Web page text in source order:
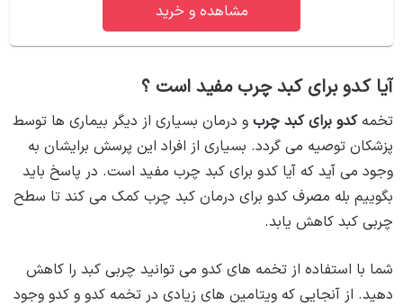
مشاهده و خرید
آیا کدو برای کبد چرب مفید است ؟
تخمهکدو برای کبد چرب و درمان بسیاری از دیگر بیماری ‌ها توسط
پزشکان توصیه می‌ گردد. بسیاری از افراد این پرسش برایشان به
وجود می ‌آید که آیا کدو برای کبد چرب مفید است. در پاسخ باید
بگوییم بله مصرف کدو برای درمان کبد چرب کمک می ‌کند تا سطح
چربی کبد کاهش یابد.
شما با استفاده از تخمه ‌های کدو می ‌توانید چربی کبد را کاهش
دهید. از آنجایی که ویتامین ‌های زیادی در تخمه کدو و کدو وجود